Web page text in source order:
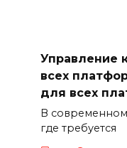
Управление
всех
для всех
В
где требуется